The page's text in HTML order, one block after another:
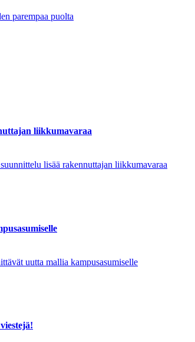
parempaa puolta
liikkumavaraa
lisää rakennuttajan liikkumavaraa
uutta mallia kampusasumiselle